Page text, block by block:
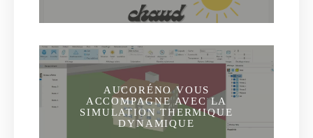
AUCORÉNO VOUS
ACCOMPAGNE AVEC LA
SIMULATION THERMIQUE
DYNAMIQUE